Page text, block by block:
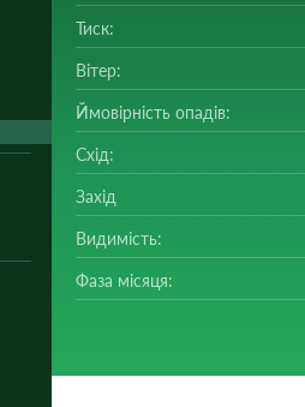
Тиск:
Вітер:
Ймовірність опадів:
Схід:
Захід
Видимість:
Фаза місяця: